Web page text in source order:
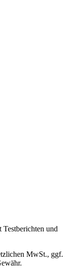
Testberichten und
MwSt., ggf.